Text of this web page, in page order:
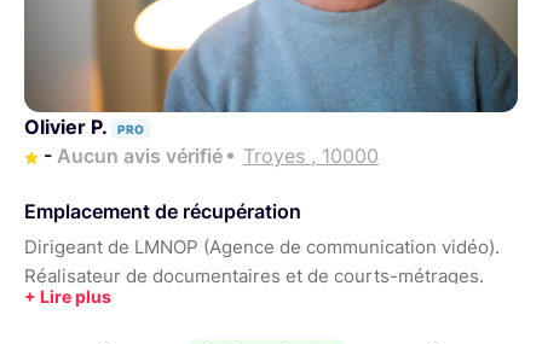
Olivier P. PRO
- Aucun avis vérifié Troyes , 10000
Emplacement de récupération
Dirigeant de LMNOP (Agence de communication vidéo).
Réalisateur de documentaires et de courts-métrages.